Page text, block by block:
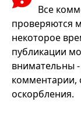
Все
проверяются
некоторое
публикации
внимательны
комментарии,
оскорбления.